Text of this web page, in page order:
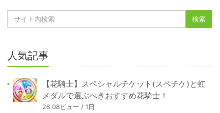
人気記事
【花騎士】スペシャルチケット(スペチケ)と虹
メダルで選ぶべきおすすめ花騎士！
26.08ビュー / 1日